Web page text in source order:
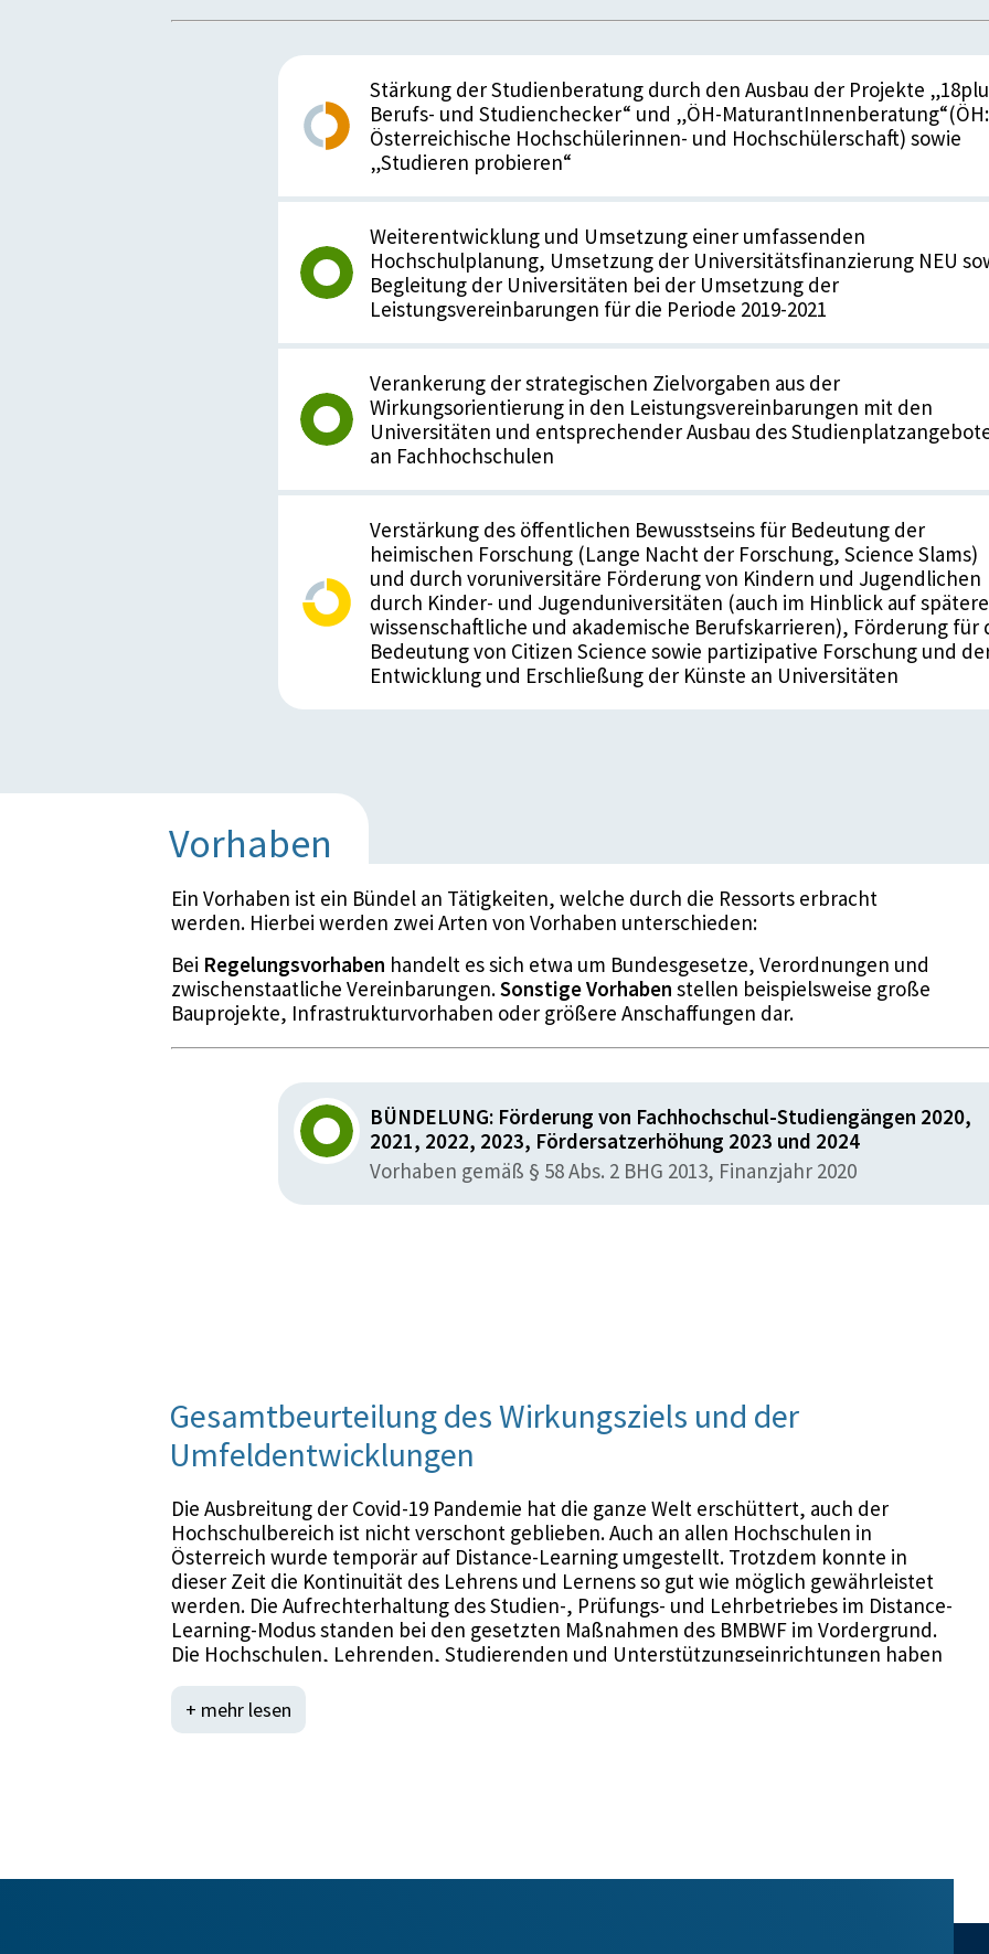
Stärkung der Studienberatung durch den Ausbau der Projekte
Berufs- und Studienchecker“ und „ÖH-MaturantInnenberatung“(ÖH:
Österreichische Hochschülerinnen- und Hochschülerschaft) sowie
„Studieren probieren“
Weiterentwicklung und Umsetzung einer umfassenden
Hochschulplanung, Umsetzung der Universitätsfinanzierung NEU
Begleitung der Universitäten bei der Umsetzung der
Leistungsvereinbarungen für die Periode 2019-2021
Verankerung der strategischen Zielvorgaben aus der
Wirkungsorientierung in den Leistungsvereinbarungen mit den
Universitäten und entsprechender Ausbau des
an Fachhochschulen
Verstärkung des öffentlichen Bewusstseins für Bedeutung der
heimischen Forschung (Lange Nacht der Forschung, Science Slams)
und durch voruniversitäre Förderung von Kindern und Jugendlichen
durch Kinder- und Jugenduniversitäten (auch im Hinblick auf spätere
wissenschaftliche und akademische Berufskarrieren), Förderung für
Bedeutung von Citizen Science sowie partizipative Forschung und
Entwicklung und Erschließung der Künste an Universitäten
Vorhaben
Ein Vorhaben ist ein Bündel an Tätigkeiten, welche durch die Ressorts erbracht
werden. Hierbei werden zwei Arten von Vorhaben unterschieden:
Bei Regelungsvorhaben handelt es sich etwa um Bundesgesetze, Verordnungen und
zwischenstaatliche Vereinbarungen.Sonstige Vorhaben stellen beispielsweise große
Bauprojekte, Infrastrukturvorhaben oder größere Anschaffungen dar.
BÜNDELUNG: Förderung von Fachhochschul-Studiengängen 2020,
2021, 2022, 2023, Fördersatzerhöhung 2023 und 2024
Vorhaben gemäß § 58 Abs. 2 BHG 2013, Finanzjahr 2020
Gesamtbeurteilung des Wirkungsziels und der
Umfeldentwicklungen
Die Ausbreitung der Covid-19 Pandemie hat die ganze Welt erschüttert, auch der
Hochschulbereich ist nicht verschont geblieben. Auch an allen Hochschulen in
Österreich wurde temporär auf Distance-Learning umgestellt. Trotzdem konnte in
dieser Zeit die Kontinuität des Lehrens und Lernens so gut wie möglich gewährleistet
werden. Die Aufrechterhaltung des Studien-, Prüfungs- und Lehrbetriebes im Distance-
Learning-Modus standen bei den gesetzten Maßnahmen des BMBWF im Vordergrund.
Die Hochschulen, Lehrenden, Studierenden und Unterstützungseinrichtungen haben
einen vielschichtigen Innovations- und Reflexionsprozess angestoßen, der die
zukünftige Lehre nachhaltigen gestalten wird.
+ mehr lesen